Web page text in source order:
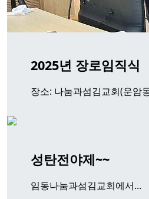
2025년 장로임직식
장소: 나눔과섬김교회(운암
성탄전야제~~
임동나눔과섬김교회에서...